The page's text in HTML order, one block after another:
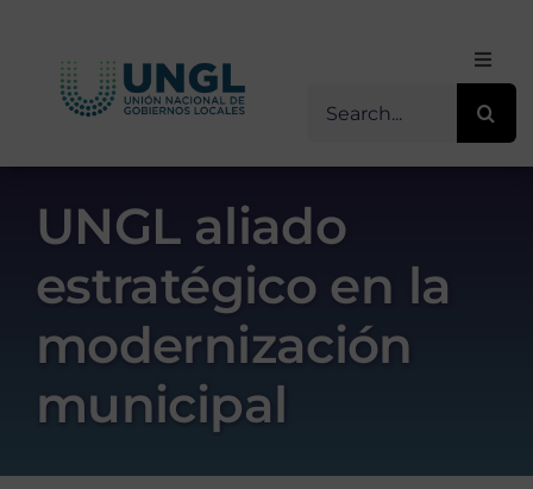
content
Inicio
Transparencia
Servicios / Programas
UNGL aliado
estratégico en la
modernización
municipal